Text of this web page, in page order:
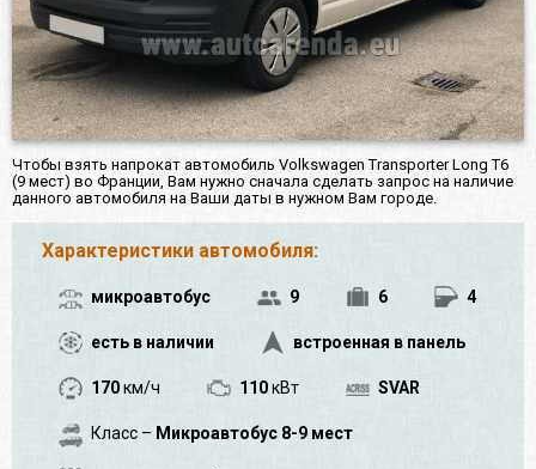
Чтобы взять напрокат автомобиль Volkswagen Transporter Long T6
(9 мест) во Франции, Вам нужно сначала сделать запрос на наличие
данного автомобиля на Ваши даты в нужном Вам городе.
Характеристики автомобиля:
микроавтобус 9 6 4
есть в наличии встроенная в панель
170км/ч 110кВт SVAR
Класс – Микроавтобус 8-9 мест